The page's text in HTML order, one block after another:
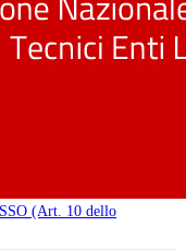
(Art. 10 dello